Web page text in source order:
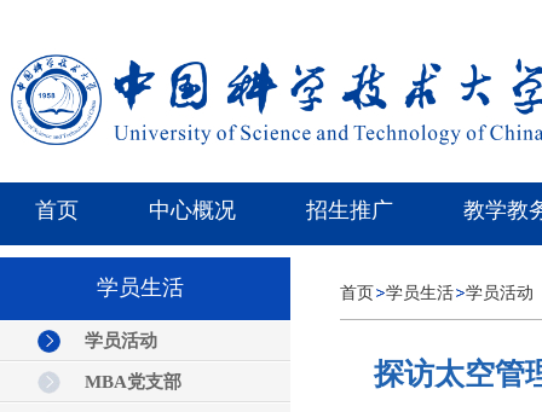
首页 中心概况 招生推广 教学教
学员生活
学员活动
MBA党支部
首页 学员生活 学员活动
探访太空管